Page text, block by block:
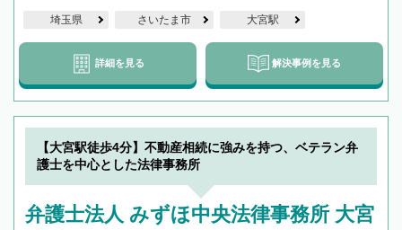
埼玉県 さいたま市 大宮駅
詳細を見る 解決事例を見る
【大宮駅徒歩4分】不動産相続に強みを持つ、ベテラン弁
護士を中心とした法律事務所
弁護士法人 みずほ中央法律事務所 大宮